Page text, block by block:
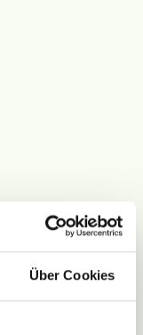
Über Cookies